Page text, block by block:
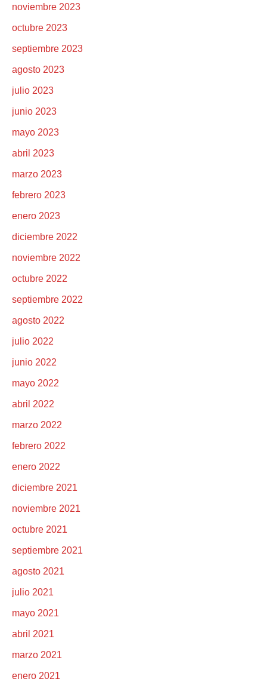
noviembre 2023
octubre 2023
septiembre 2023
agosto 2023
julio 2023
junio 2023
mayo 2023
abril 2023
marzo 2023
febrero 2023
enero 2023
diciembre 2022
noviembre 2022
octubre 2022
septiembre 2022
agosto 2022
julio 2022
junio 2022
mayo 2022
abril 2022
marzo 2022
febrero 2022
enero 2022
diciembre 2021
noviembre 2021
octubre 2021
septiembre 2021
agosto 2021
julio 2021
mayo 2021
abril 2021
marzo 2021
enero 2021